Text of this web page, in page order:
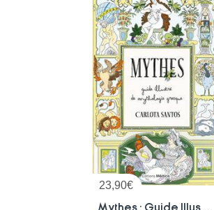
23,90€